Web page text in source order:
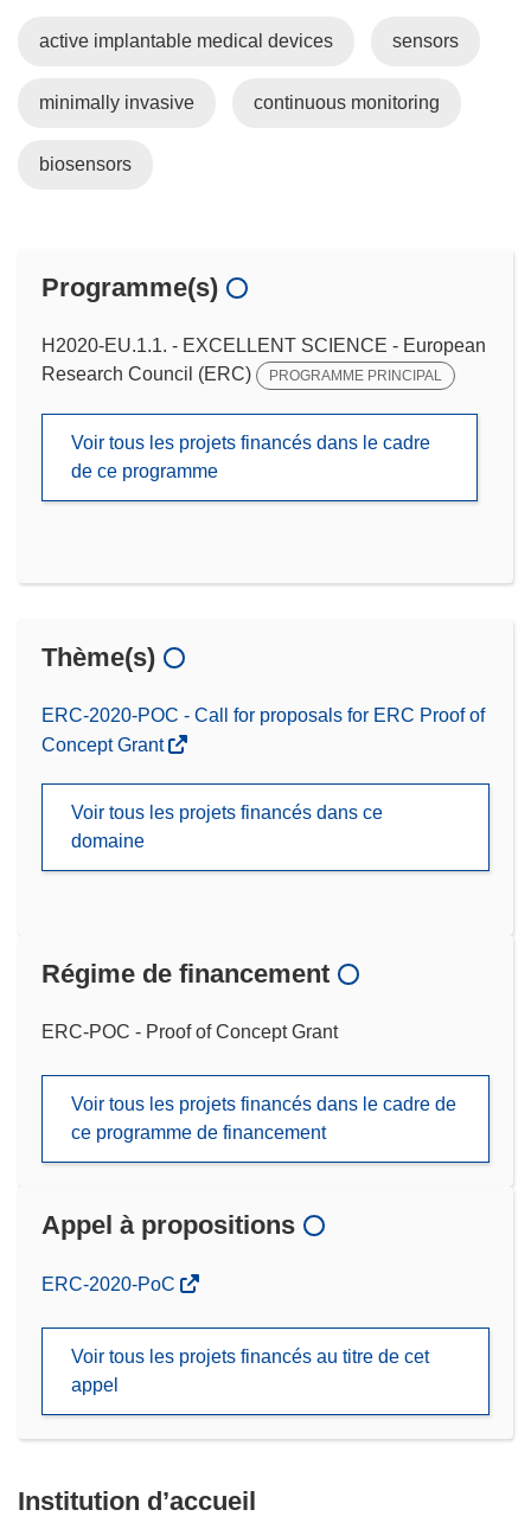
active implantable medical devices sensors
minimally invasive continuous monitoring
biosensors
Programme(s)
H2020-EU.1.1. - EXCELLENT SCIENCE - European
Research Council (ERC)
PROGRAMME PRINCIPAL
Voir tous les projets financés dans le cadre
de ce programme
Thème(s)
ERC-2020-POC - Call for proposals for ERC Proof of
Concept Grant
Voir tous les projets financés dans ce
domaine
Régime de financement
ERC-POC - Proof of Concept Grant
Voir tous les projets financés dans le cadre de
ce programme de financement
Appel à propositions
(s’ouvre
nouvelle
fenêtre)
ERC-2020-PoC
Voir tous les projets financés au titre de cet
appel
Institution d’accueil